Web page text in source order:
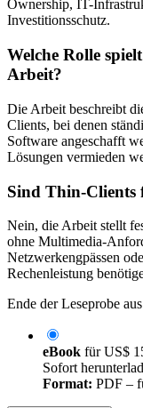
Ownership, IT-
Investitionsschutz.
Welche Rolle
Arbeit?
Die Arbeit beschreibt
Clients, bei denen
Software angeschafft
Lösungen vermieden
Sind Thin-Clients
Nein, die Arbeit stellt
ohne Multimedia-
Netzwerkengpässen
Rechenleistung
Ende der Leseprobe
eBook fürUS$
Sofort
Format: PDF –